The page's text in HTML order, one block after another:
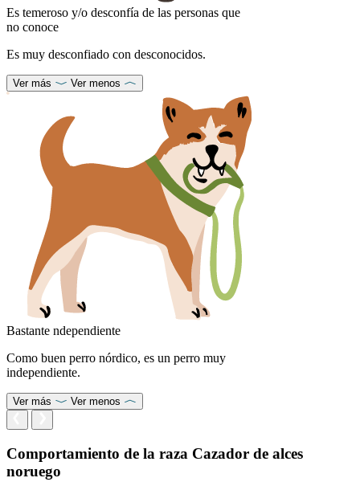
Es temeroso y/o desconfía de las personas que
no conoce
Es muy desconfiado con desconocidos.
Ver más Ver menos
Bastante ndependiente
Como buen perro nórdico, es un perro muy
independiente.
Ver más Ver menos
Comportamiento de la raza Cazador de alces
noruego